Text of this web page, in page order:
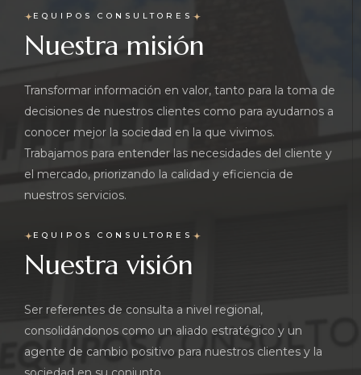
EQUIPOS CONSULTORES
Nuestra misión
Transformar información en valor, tanto para la toma de
decisiones de nuestros clientes como para ayudarnos a
conocer mejor la sociedad en la que vivimos.
Trabajamos para entender las necesidades del cliente y
el mercado, priorizando la calidad y eficiencia de
nuestros servicios.
EQUIPOS CONSULTORES
Nuestra visión
Ser referentes de consulta a nivel regional,
consolidándonos como un aliado estratégico y un
agente de cambio positivo para nuestros clientes y la